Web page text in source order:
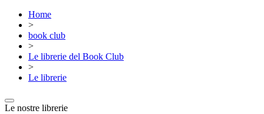
Home
>
book club
>
Le librerie del Book Club
>
Le librerie
Le nostre librerie